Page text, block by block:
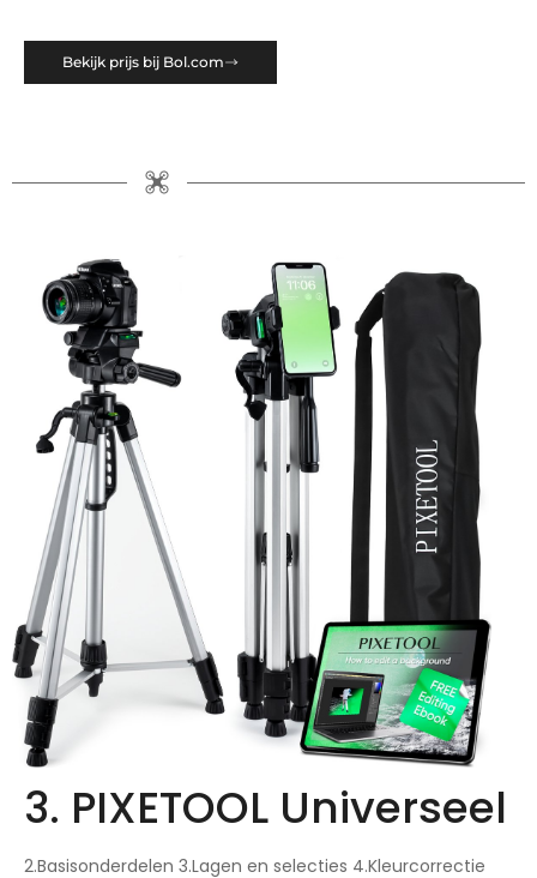
Bekijk prijs bij Bol.com
3. PIXETOOL Universeel
2.Basisonderdelen 3.Lagen en selecties 4.Kleurcorrectie